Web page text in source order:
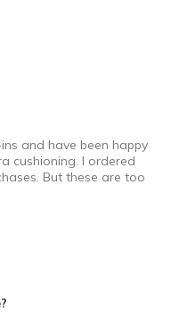
and have been happy
cushioning. I ordered
But these are too
big